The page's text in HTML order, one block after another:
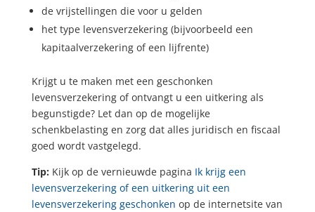
de vrijstellingen die voor u gelden
het type levensverzekering (bijvoorbeeld een
kapitaalverzekering of een lijfrente)
Krijgt u te maken met een geschonken
levensverzekering of ontvangt u een uitkering als
begunstigde? Let dan op de mogelijke
schenkbelasting en zorg dat alles juridisch en fiscaal
goed wordt vastgelegd.
Tip: Kijk op de vernieuwde pagina Ik krijg een
levensverzekering of een uitkering uit een
levensverzekering geschonken op de internetsite van